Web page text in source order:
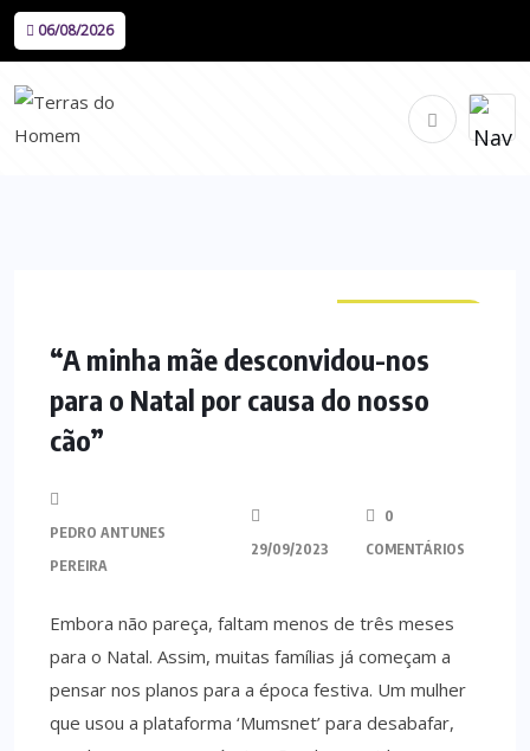
06/08/2026
“A minha mãe desconvidou-nos
para o Natal por causa do nosso
cão”
PEDRO ANTUNES
PEREIRA
29/09/2023
0
COMENTÁRIOS
Embora não pareça, faltam menos de três meses
para o Natal. Assim, muitas famílias já começam a
pensar nos planos para a época festiva. Um mulher
que usou a plataforma ‘Mumsnet’ para desabafar,